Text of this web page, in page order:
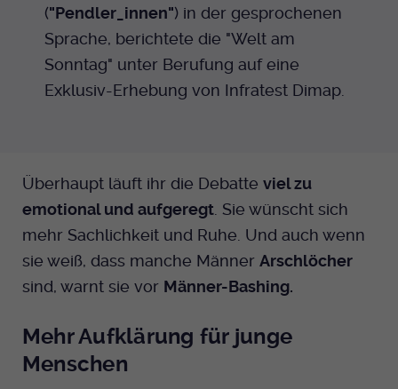
("Pendler_innen") in der gesprochenen
Sprache, berichtete die "Welt am
Sonntag" unter Berufung auf eine
Exklusiv-Erhebung von Infratest Dimap.
Überhaupt läuft ihr die Debatte viel zu
emotional und aufgeregt . Sie wünscht sich
mehr Sachlichkeit und Ruhe. Und auch wenn
sie weiß, dass manche Männer Arschlöcher
sind, warnt sie vor Männer-Bashing.
Mehr Aufklärung für junge
Menschen